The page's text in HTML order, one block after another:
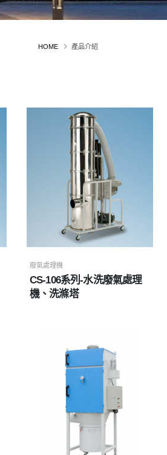
HOME 產品介紹
廢氣處理機
CS-106系列-水洗廢氣處理
機、洗滌塔